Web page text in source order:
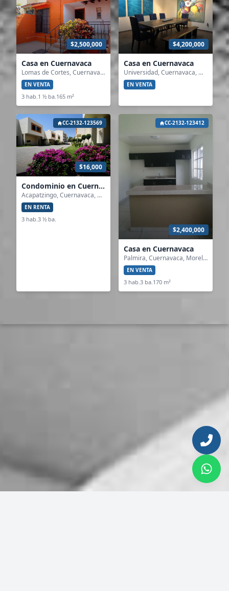
$2,500,000
Casa en Cuernavaca
Lomas de Cortes, Cuernavaca, Morelos
EN VENTA
3 hab.1 ½ ba.165 m²
$4,200,000
Casa en Cuernavaca
Universidad, Cuernavaca, Morelos
EN VENTA
CC-2132-123569
$16,000
Condominio en Cuernavaca
Acapatzingo, Cuernavaca, Morelos
EN RENTA
3 hab.3 ½ ba.
CC-2132-123412
$2,400,000
Casa en Cuernavaca
Palmira, Cuernavaca, Morelos
EN VENTA
3 hab.3 ba.170 m²